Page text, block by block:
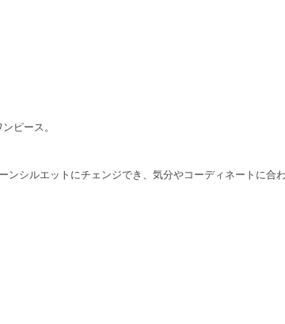
ピース。
シルエットにチェンジでき、気分やコーディネートに合